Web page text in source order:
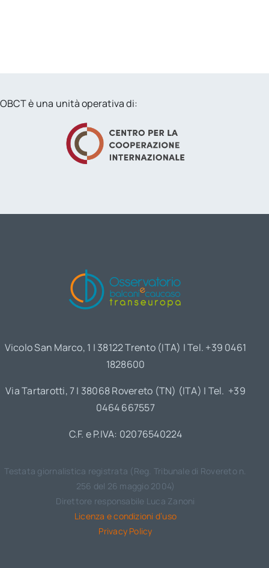
OBCT è una unità operativa di:
Vicolo San Marco, 1 | 38122 Trento (ITA) | Tel. +39 0461
1828600
Via Tartarotti, 7 | 38068 Rovereto (TN) (ITA) | Tel. +39
0464 667557
C.F. e P.IVA: 02076540224
Testata giornalistica registrata (Reg. Tribunale di Rovereto n.
256 del 26 maggio 2004)
Direttore responsabile Luca Zanoni
Licenza e condizioni d’uso
Privacy Policy